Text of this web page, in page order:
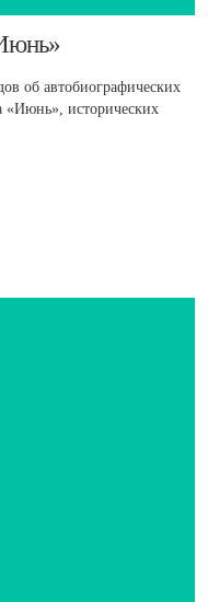
об автобиографических
«Июнь», исторических